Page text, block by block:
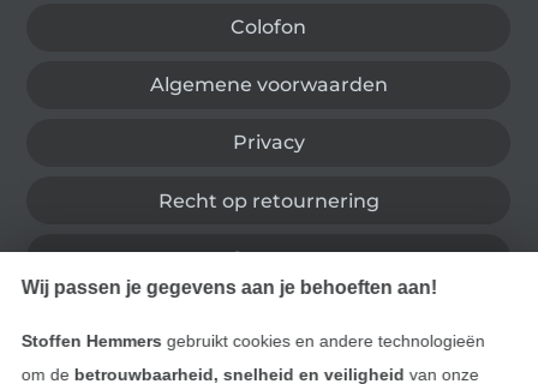
Colofon
Algemene voorwaarden
Privacy
Recht op retournering
Contact
Wij passen je gegevens aan je behoeften aan!
Stoffen Hemmers gebruikt cookies en andere technologieën
om de betrouwbaarheid, snelheid en veiligheid van onze